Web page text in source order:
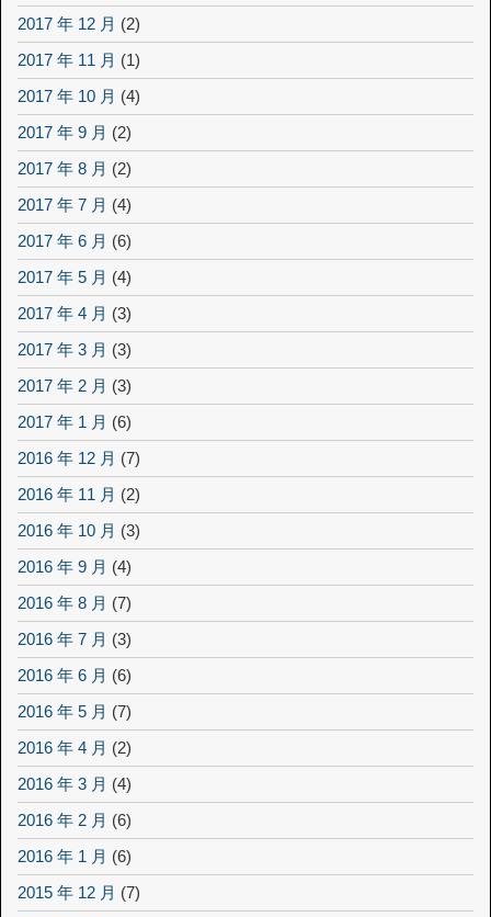
2017 年 12 月 (2)
2017 年 11 月 (1)
2017 年 10 月 (4)
2017 年 9 月 (2)
2017 年 8 月 (2)
2017 年 7 月 (4)
2017 年 6 月 (6)
2017 年 5 月 (4)
2017 年 4 月 (3)
2017 年 3 月 (3)
2017 年 2 月 (3)
2017 年 1 月 (6)
2016 年 12 月 (7)
2016 年 11 月 (2)
2016 年 10 月 (3)
2016 年 9 月 (4)
2016 年 8 月 (7)
2016 年 7 月 (3)
2016 年 6 月 (6)
2016 年 5 月 (7)
2016 年 4 月 (2)
2016 年 3 月 (4)
2016 年 2 月 (6)
2016 年 1 月 (6)
2015 年 12 月 (7)